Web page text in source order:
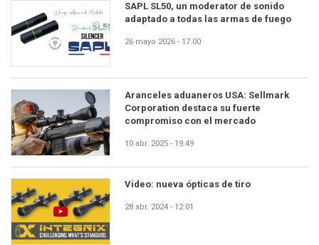
SAPL SL50, un moderator de sonido
adaptado a todas las armas de fuego
26 mayo 2026 - 17:00
Aranceles aduaneros USA: Sellmark
Corporation destaca su fuerte
compromiso con el mercado
10 abr. 2025 - 19:49
Video: nueva ópticas de tiro
28 abr. 2024 - 12:01